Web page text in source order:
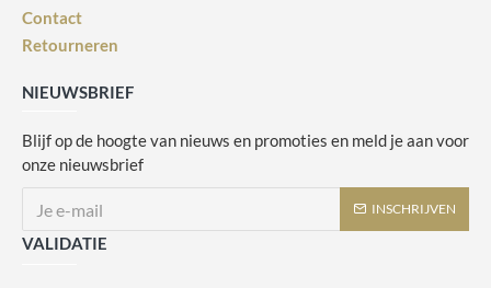
Contact
Retourneren
NIEUWSBRIEF
Blijf op de hoogte van nieuws en promoties en meld je aan voor
onze nieuwsbrief
INSCHRIJVEN
VALIDATIE